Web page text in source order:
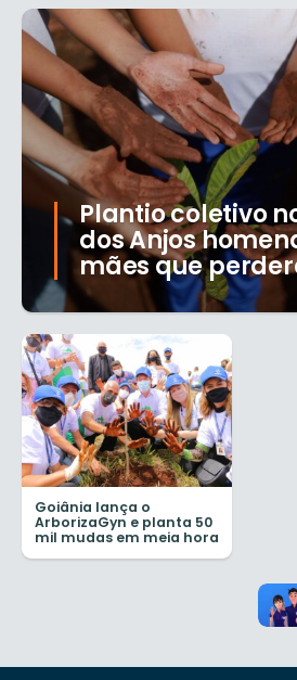
Plantio coletivo
dos Anjos
mães que
Goiânia lança o
ArborizaGyn e planta 50
mil mudas em meia hora